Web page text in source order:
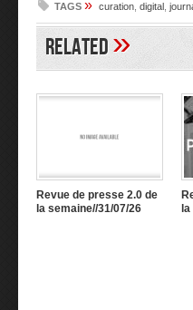
TAGS » curation digital
Related»
Revue de presse 2.0 de
la semaine//31/07/26